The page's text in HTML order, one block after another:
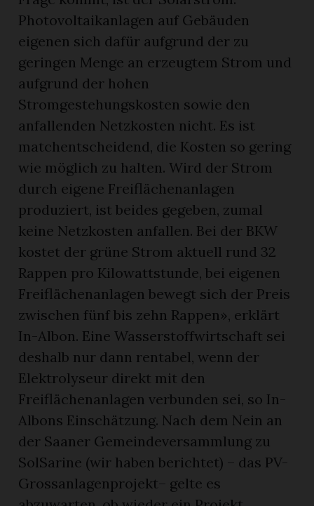
Photovoltaikanlagen auf Gebäuden
eigenen sich dafür aufgrund der zu
geringen Menge an erzeugtem Strom und
aufgrund der hohen
Stromgestehungskosten sowie den
anfallenden Netzkosten nicht. Es ist
matchentscheidend, die Kosten so gering
wie möglich zu halten. Wird der Strom
durch eigene Freiflächenanlagen
produziert, ist beides gegeben, zumal
keine Netzkosten anfallen. Bei der BKW
kostet der grüne Strom aktuell rund 32
Rappen pro Kilowattstunde, bei eigenen
Freiflächenanlagen bewegt sich der Preis
zwischen fünf bis zehn Rappen», erklärt
In-Albon. Eine Wasserstoffwirtschaft sei
deshalb nur dann rentabel, wenn der
Elektrolyseur direkt mit den
Freiflächenanlagen verbunden sei, so In-
Albons Einschätzung. Nach dem Nein an
der Saaner Gemeindeversammlung zu
SolSarine (wir haben berichtet) – das PV-
Grossanlagenprojekt– gelte es